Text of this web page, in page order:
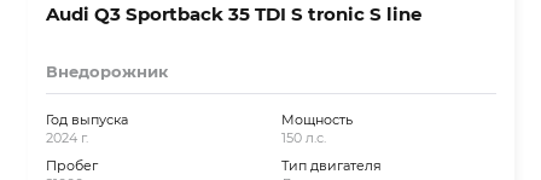
Audi Q3 Sportback 35 TDI S tronic S line
Внедорожник
Год выпуска
2024 г.
Пробег
Мощность
150 л.с.
Тип двигателя